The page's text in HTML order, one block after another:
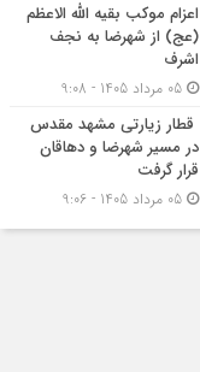
اعزام موکب بقیه الله الاعظم
(عج) از شهرضا به نجف
اشرف
قطار زیارتی مشهد مقدس
در مسیر شهرضا و دهاقان
قرار گرفت